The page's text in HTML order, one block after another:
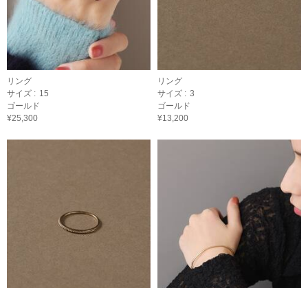
リング
サイズ : 15
ゴールド
¥25,300
リング
サイズ : 3
ゴールド
¥13,200